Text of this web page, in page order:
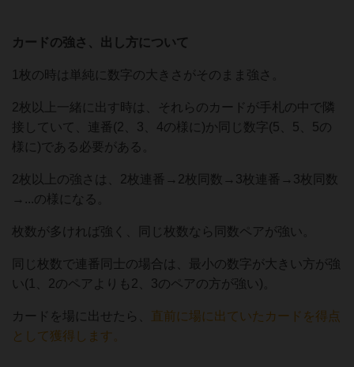
カードの強さ、出し方について
1枚の時は単純に数字の大きさがそのまま強さ。
2枚以上一緒に出す時は、それらのカードが手札の中で隣
接していて、連番(2、3、4の様に)か同じ数字(5、5、5の
様に)である必要がある。
2枚以上の強さは、2枚連番→2枚同数→3枚連番→3枚同数
→...の様になる。
枚数が多ければ強く、同じ枚数なら同数ペアが強い。
同じ枚数で連番同士の場合は、最小の数字が大きい方が強
い(1、2のペアよりも2、3のペアの方が強い)。
カードを場に出せたら、 直前に場に出ていたカードを得点
として獲得します。